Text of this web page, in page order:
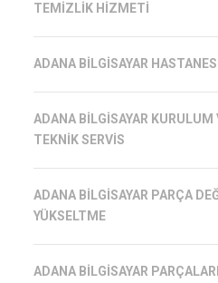
TEMIZLIK HIZMETI
ADANA BILGISAYAR
ADANA BILGISAYAR KURULUM
TEKNIK SERVIS
ADANA BILGISAYAR PARÇA
YÜKSELTME
ADANA BILGISAYAR